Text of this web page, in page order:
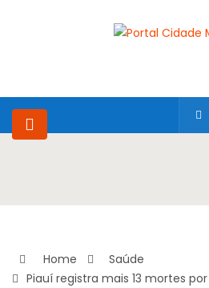
Home
Saúde
Piauí registra mais 13 mortes